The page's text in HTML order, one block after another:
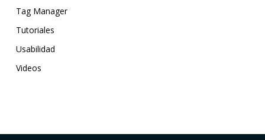
Tag Manager
Tutoriales
Usabilidad
Videos